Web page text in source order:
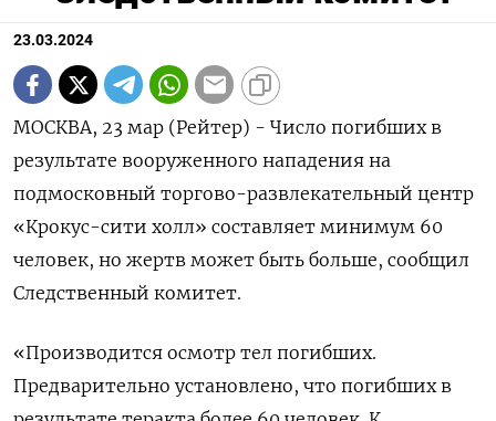
23.03.2024
МОСКВА, 23 мар (Рейтер) - Число погибших в
результате вооруженного нападения на
подмосковный торгово-развлекательный центр
«Крокус-сити холл» составляет минимум 60
человек, но жертв может быть больше, сообщил
Следственный комитет.
«Производится осмотр тел погибших.
Предварительно установлено, что погибших в